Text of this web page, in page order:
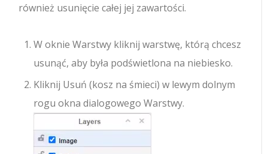
również usunięcie całej jej zawartości.
W oknie Warstwy kliknij warstwę, którą chcesz
usunąć, aby była podświetlona na niebiesko.
Kliknij Usuń (kosz na śmieci) w lewym dolnym
rogu okna dialogowego Warstwy.